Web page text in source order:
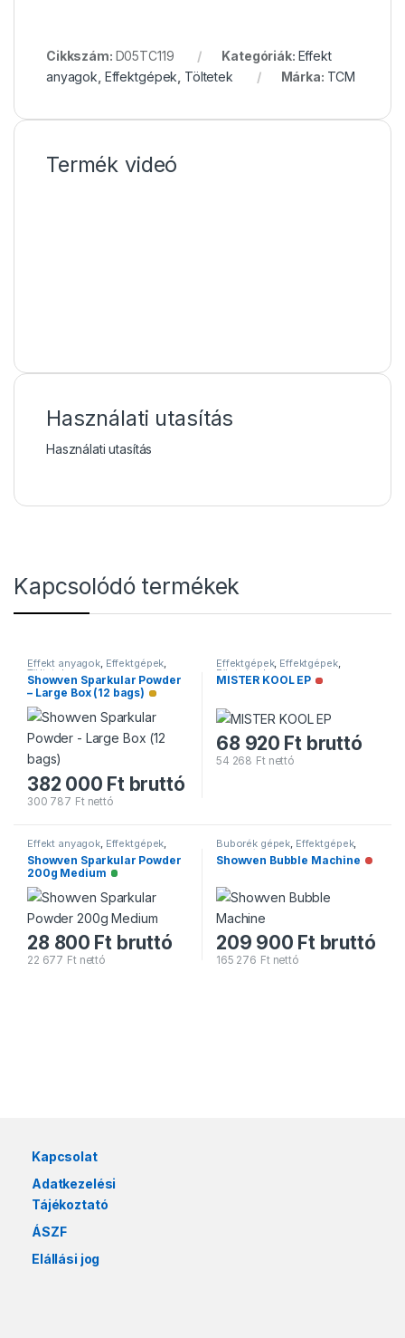
Cikkszám: D05TC119 Kategóriák: Effekt
anyagok Effektgépek Töltetek Márka: TCM
Termék videó
Használati utasítás
Használati utasítás
Kapcsolódó termékek
Effekt anyagok, Effektgépek,
Töltetek
Showven Sparkular Powder
– Large Box (12 bags) Alacsony raktárkészlet
382 000 Ft bruttó
300 787 Ftnettó
Effektgépek, Effektgépek,
Füstgépek
MISTER KOOL EP Nincs raktáron
68 920 Ftbruttó
54 268 Ftnettó
Effekt anyagok, Effektgépek,
Töltetek
Showven Sparkular Powder
200g Medium Elérhető
28 800 Ftbruttó
22 677 Ftnettó
Buborék gépek, Effektgépek,
Effektgépek
Showven Bubble Machine Nincs
209 900 Ftbruttó
165 276 Ftnettó
Kapcsolat
Adatkezelési
Tájékoztató
ÁSZF
Elállási jog